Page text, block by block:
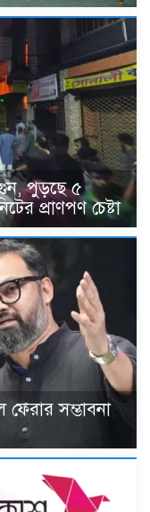
পুড়ছে ৫
প্রাণপণ চেষ্টা
সম্ভাবনা